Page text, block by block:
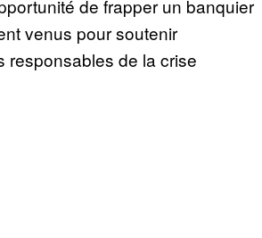
de frapper un banquier
venus pour soutenir
responsables de la crise